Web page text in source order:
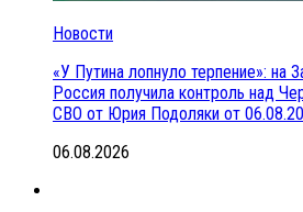
Новости
«У Путина лопнуло терпение»: на
Россия получила контроль над
СВО от Юрия Подоляки от
06.08.2026